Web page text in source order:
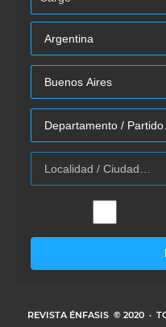
REVISTA ÉNFASIS © 2020 ·